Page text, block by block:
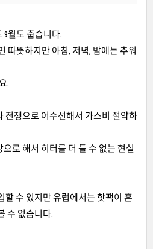
9월도 춥습니다.
따뜻하지만 아침, 저녁, 밤에는 추워
.
전쟁으로 어수선해서 가스비 절약하
로 해서 히터를 더 틀 수 없는 현실
할 수 있지만 유럽에서는 핫팩이 흔
수 없습니다.